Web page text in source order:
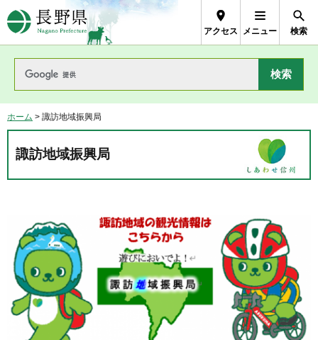
長野県Nagano Prefecture
アクセス メニュー 検索
ホーム > 諏訪地域振興局
諏訪地域振興局